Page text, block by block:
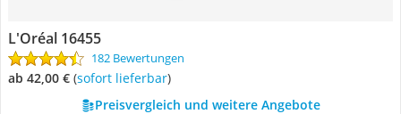
L'Oréal 16455
182 Bewertungen
ab 42,00 € ( Sofort lieferbar)
Preisvergleich und weitere Angebote